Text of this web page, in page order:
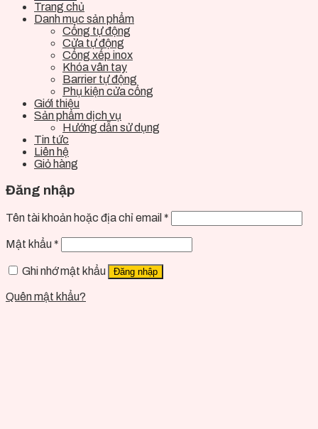
Trang chủ
Danh mục sản phẩm
Cổng tự động
Cửa tự động
Cổng xếp inox
Khóa vân tay
Barrier tự động
Phụ kiện cửa cổng
Giới thiệu
Sản phẩm dịch vụ
Hướng dẫn sử dụng
Tin tức
Liên hệ
Giỏ hàng
Đăng nhập
Tên tài khoản hoặc địa chỉ email *
Mật khẩu *
Ghi nhớ mật khẩu Đăng nhập
Quên mật khẩu?